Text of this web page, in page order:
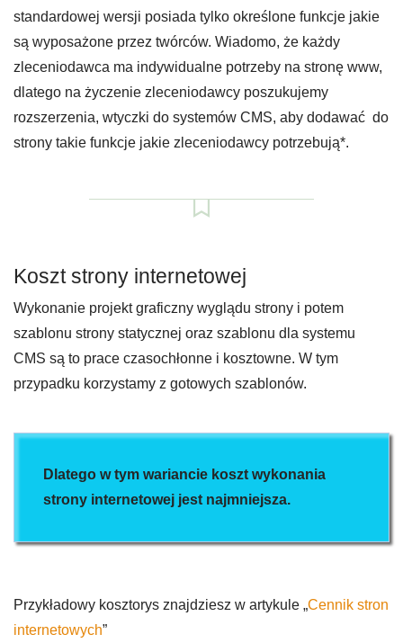
standardowej wersji posiada tylko określone funkcje jakie
są wyposażone przez twórców. Wiadomo, że każdy
zleceniodawca ma indywidualne potrzeby na stronę www,
dlatego na życzenie zleceniodawcy poszukujemy
rozszerzenia, wtyczki do systemów CMS, aby dodawać do
strony takie funkcje jakie zleceniodawcy potrzebują*.
Koszt strony internetowej
Wykonanie projekt graficzny wyglądu strony i potem
szablonu strony statycznej oraz szablonu dla systemu
CMS są to prace czasochłonne i kosztowne. W tym
przypadku korzystamy z gotowych szablonów.
Dlatego w tym wariancie koszt wykonania
strony internetowej jest najmniejsza.
Przykładowy kosztorys znajdziesz w artykule „Cennik stron
internetowych”